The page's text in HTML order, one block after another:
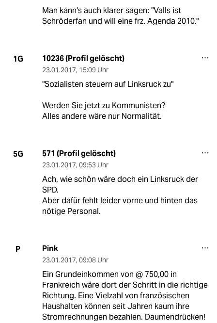
Man kann's auch klarer sagen: "Valls ist
Schröderfan und will eine frz. Agenda 2010."
1G 10236 (Profil gelöscht)
23.01.2017, 15:09 Uhr
"Sozialisten steuern auf Linksruck zu"
Werden Sie jetzt zu Kommunisten?
Alles andere wäre nur Normalität.
5G 571 (Profil gelöscht)
23.01.2017, 09:53 Uhr
Ach, wie schön wäre doch ein Linksruck der
SPD.
Aber dafür fehlt leider vorne und hinten das
nötige Personal.
P Pink
23.01.2017, 09:08 Uhr
Ein Grundeinkommen von @ 750,00 in
Frankreich wäre dort der Schritt in die richtige
Richtung. Eine Vielzahl von französischen
Haushalten können seit Jahren kaum ihre
Stromrechnungen bezahlen. Daumendrücken!